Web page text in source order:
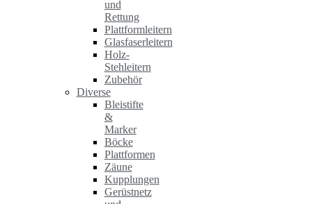
und
Rettung
Plattformleitern
Glasfaserleitern
Holz-
Stehleitern
Zubehör
Diverse
Bleistifte
&
Marker
Böcke
Plattformen
Zäune
Kupplungen
Gerüstnetz